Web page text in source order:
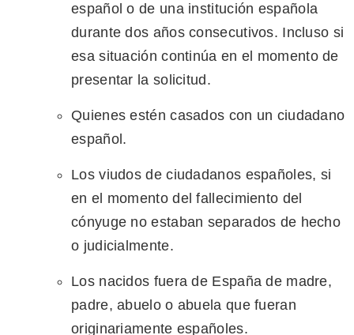
español o de una institución española
durante dos años consecutivos. Incluso si
esa situación continúa en el momento de
presentar la solicitud.
Quienes estén casados con un ciudadano
español.
Los viudos de ciudadanos españoles, si
en el momento del fallecimiento del
cónyuge no estaban separados de hecho
o judicialmente.
Los nacidos fuera de España de madre,
padre, abuelo o abuela que fueran
originariamente españoles.